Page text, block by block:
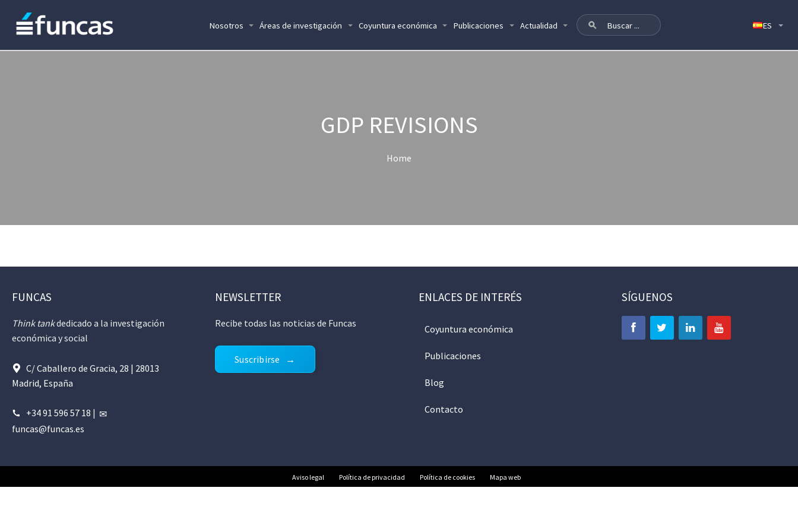
Nosotros Áreas de investigación Coyuntura económica Publicaciones Actualidad
GDP REVISIONS
Home
FUNCAS
Think tankdedicado a la investigación
económica y social
C/ Caballero de Gracia, 28 | 28013
Madrid, España
+34 91 596 57 18 |
funcas@funcas.es
NEWSLETTER
Recibe todas las noticias de Funcas
Suscribirse
ENLACES DE INTERÉS
Coyuntura económica
Publicaciones
Blog
Contacto
SÍGUENOS
Aviso legal Política de privacidad Política de cookies Mapa web